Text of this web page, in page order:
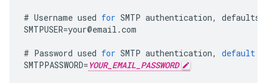
# Username used for SMTP authentication, defaults
SMTPUSER=your@email .com
# Password used for SMTP authentication, default
SMTPPASSWORD= YOUR_EMAIL_PASSWORD